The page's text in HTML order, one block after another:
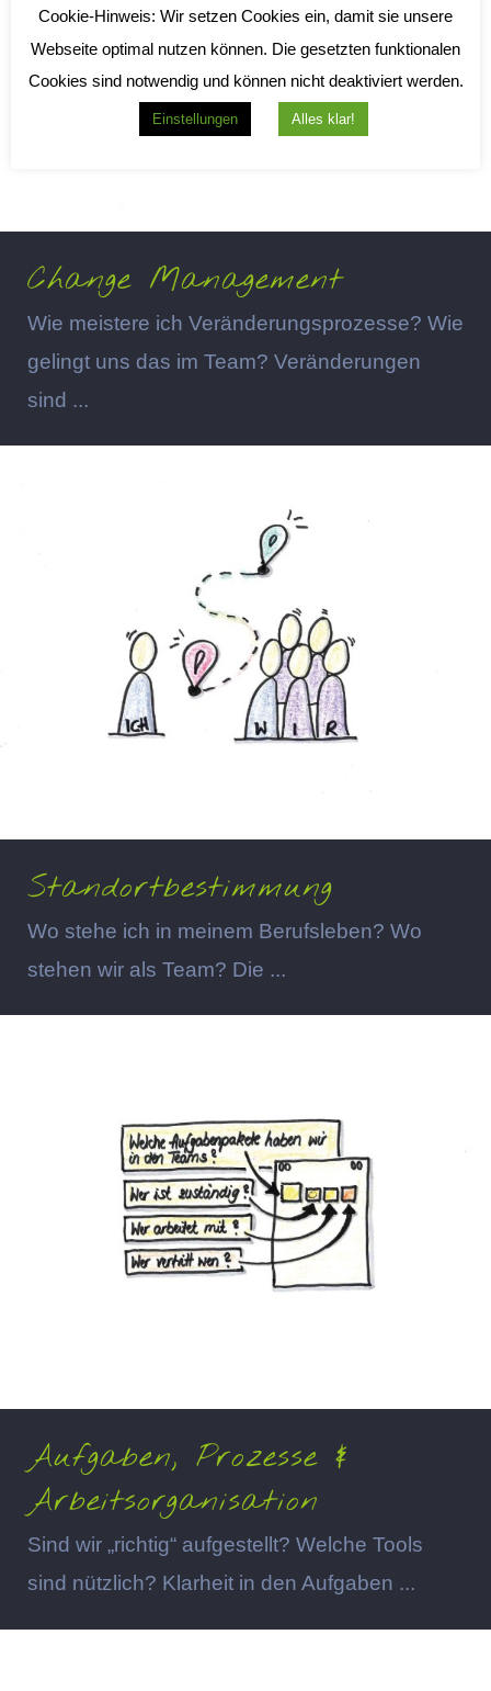
Change Management
Wie meistere ich Veränderungsprozesse? Wie
gelingt uns das im Team? Veränderungen
sind ...
Standortbestimmung
Wo stehe ich in meinem Berufsleben? Wo
stehen wir als Team? Die ...
Aufgaben, Prozesse &
Arbeitsorganisation
Sind wir „richtig“ aufgestellt? Welche Tools
sind nützlich? Klarheit in den Aufgaben ...
Cookie-Hinweis: Wir setzen Cookies ein, damit sie unsere
Webseite optimal nutzen können. Die gesetzten funktionalen
Cookies sind notwendig und können nicht deaktiviert werden.
Einstellungen Alles klar!